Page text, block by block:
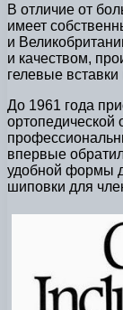
В отличие от
имеет
и
и качеством,
гелевые
До 1961 года
ортопедической
впервые
удобной формы
шиповки для